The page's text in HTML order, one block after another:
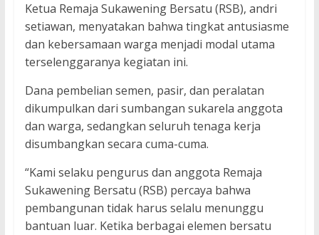
Ketua Remaja Sukawening Bersatu (RSB), andri
setiawan, menyatakan bahwa tingkat antusiasme
dan kebersamaan warga menjadi modal utama
terselenggaranya kegiatan ini.
Dana pembelian semen, pasir, dan peralatan
dikumpulkan dari sumbangan sukarela anggota
dan warga, sedangkan seluruh tenaga kerja
disumbangkan secara cuma-cuma.
“Kami selaku pengurus dan anggota Remaja
Sukawening Bersatu (RSB) percaya bahwa
pembangunan tidak harus selalu menunggu
bantuan luar. Ketika berbagai elemen bersatu